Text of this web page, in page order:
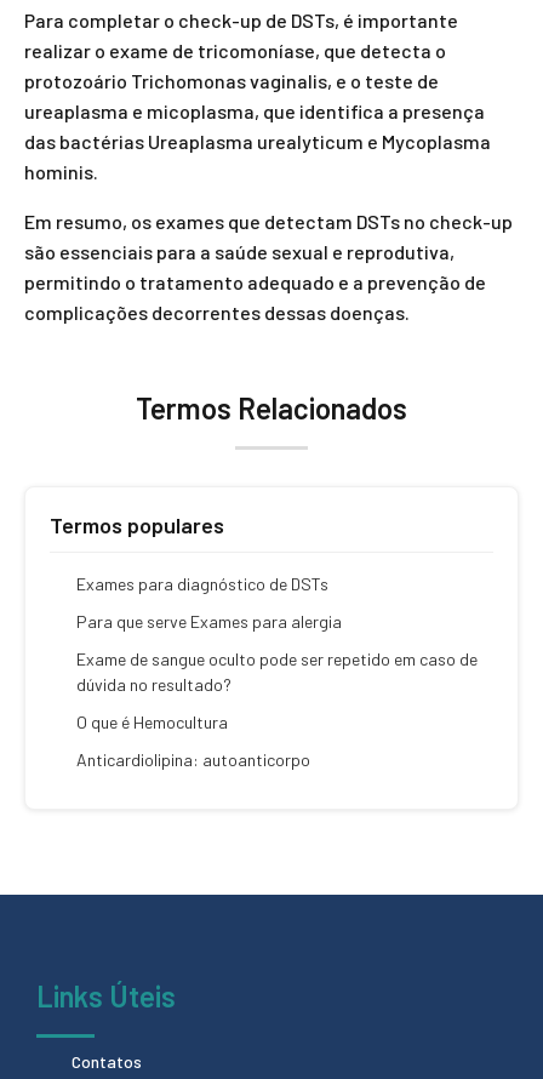
Para completar o check-up de DSTs, é importante
realizar o exame de tricomoníase, que detecta o
protozoário Trichomonas vaginalis, e o teste de
ureaplasma e micoplasma, que identifica a presença
das bactérias Ureaplasma urealyticum e Mycoplasma
hominis.
Em resumo, os exames que detectam DSTs no check-up
são essenciais para a saúde sexual e reprodutiva,
permitindo o tratamento adequado e a prevenção de
complicações decorrentes dessas doenças.
Termos Relacionados
Termos populares
Exames para diagnóstico de DSTs
Para que serve Exames para alergia
Exame de sangue oculto pode ser repetido em caso de
dúvida no resultado?
O que é Hemocultura
Anticardiolipina: autoanticorpo
Links Úteis
Contatos